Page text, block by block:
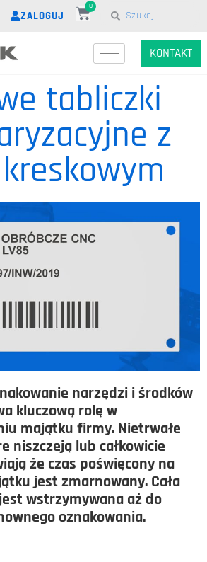
ZALOGUJ
0
KONTAKT
tabliczki
z
narzędzi i środków
kluczową rolę w
majątku firmy. Nietrwałe
niszczeją lub całkowicie
że czas poświęcony na
jest zmarnowany. Cała
wstrzymywana aż do
oznakowania.